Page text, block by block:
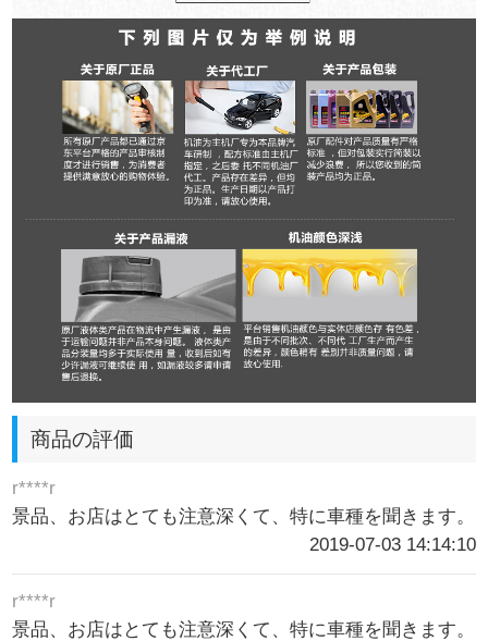
商品の評価
r****r
景品、お店はとても注意深くて、特に車種を聞きます。
2019-07-03 14:14:10
r****r
景品、お店はとても注意深くて、特に車種を聞きます。